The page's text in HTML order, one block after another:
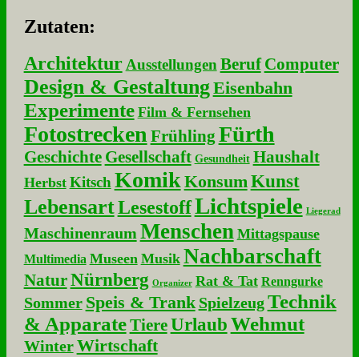
Zu­ta­ten:
Architektur Ausstellungen Beruf Computer
Design & GestaltungEisenbahn
Experimente Film & Fernsehen
Fotostrecken Frühling Fürth
Geschichte Gesellschaft Gesundheit Haushalt
Herbst Kitsch KomikKonsumKunst
LebensartLesestoffLichtspiele Liegerad
Maschinenraum Menschen Mittagspause
Multimedia Museen Musik Nachbarschaft
NaturNürnberg Organizer Rat & Tat Renngurke
Sommer Speis & Trank Spielzeug Technik
& Apparate Tiere UrlaubWehmut
Winter Wirtschaft